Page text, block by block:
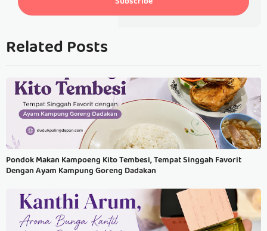
Related Posts
Pondok Makan Kampoeng Kito Tembesi, Tempat Singgah Favorit
Dengan Ayam Kampung Goreng Dadakan